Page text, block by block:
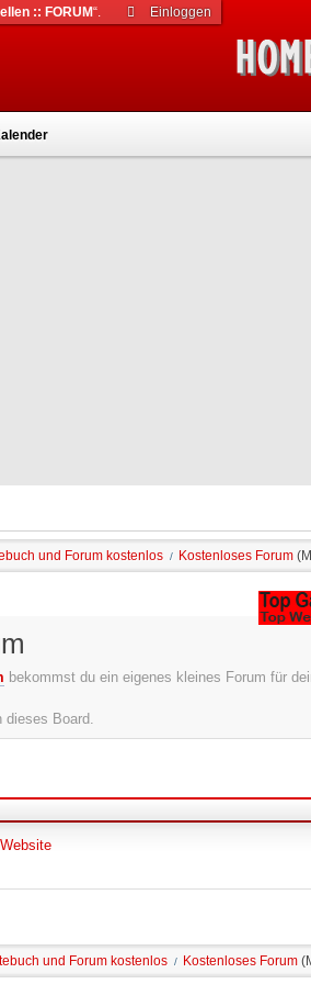
:: FORUM“. Einloggen
und Forum kostenlos / Kostenloses Forum
bekommst du ein eigenes kleines Forum für
Board.
und Forum kostenlos / Kostenloses Forum